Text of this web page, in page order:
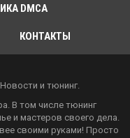
DMCA
КОНТАКТЫ
и тюнинг.
В том числе тюнинг
и мастеров своего дела.
своими руками! Просто